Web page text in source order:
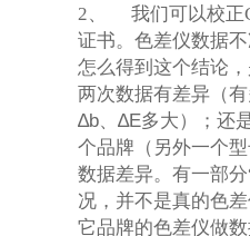
2、
我们可以校正
证书。色差仪数据
怎么得到这个结论
两次数据有差异（
∆b、∆E多大 ）；还
个品牌（另外一个
数据差异。有一部
况，并不是真的色
它品牌的色差仪做